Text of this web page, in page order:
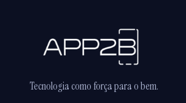
Tecnologia como força para o bem.